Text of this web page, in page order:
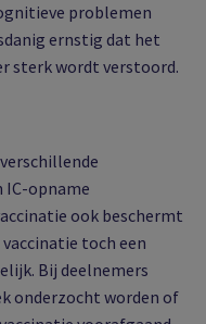
problemen
ernstig dat het
sterk wordt verstoord.
IC-opname
ook beschermt
toch een
Bij deelnemers
onderzocht worden of